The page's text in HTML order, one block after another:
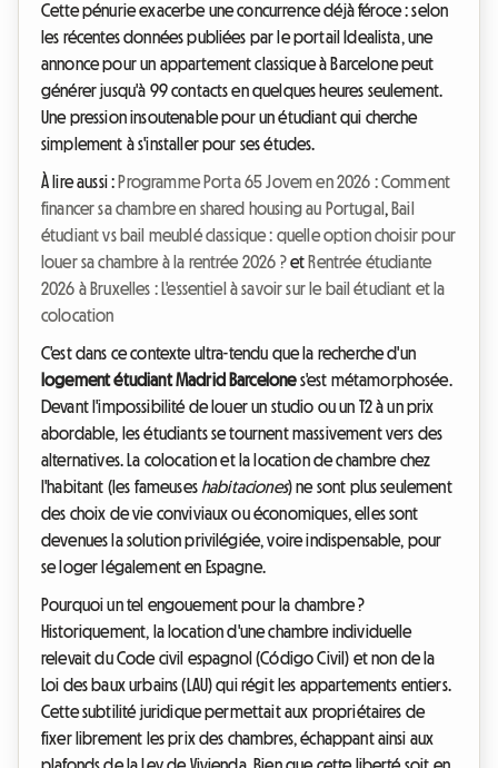
Cette pénurie exacerbe une concurrence déjà féroce : selon
les récentes données publiées par le portail Idealista, une
annonce pour un appartement classique à Barcelone peut
générer jusqu'à 99 contacts en quelques heures seulement.
Une pression insoutenable pour un étudiant qui cherche
simplement à s'installer pour ses études.
À lire aussi : Programme Porta 65 Jovem en 2026 : Comment
financer sa chambre en shared housing au Portugal , Bail
étudiant vs bail meublé classique : quelle option choisir pour
louer sa chambre à la rentrée 2026 ?et Rentrée étudiante
2026 à Bruxelles : L'essentiel à savoir sur le bail étudiant et la
colocation
C'est dans ce contexte ultra-tendu que la recherche d'un
logement étudiant Madrid Barcelones'est métamorphosée.
Devant l'impossibilité de louer un studio ou un T2 à un prix
abordable, les étudiants se tournent massivement vers des
alternatives. La colocation et la location de chambre chez
l'habitant (les fameuses habitaciones) ne sont plus seulement
des choix de vie conviviaux ou économiques, elles sont
devenues la solution privilégiée, voire indispensable, pour
se loger légalement en Espagne.
Pourquoi un tel engouement pour la chambre ?
Historiquement, la location d'une chambre individuelle
relevait du Code civil espagnol (Código Civil) et non de la
Loi des baux urbains (LAU) qui régit les appartements entiers.
Cette subtilité juridique permettait aux propriétaires de
fixer librement les prix des chambres, échappant ainsi aux